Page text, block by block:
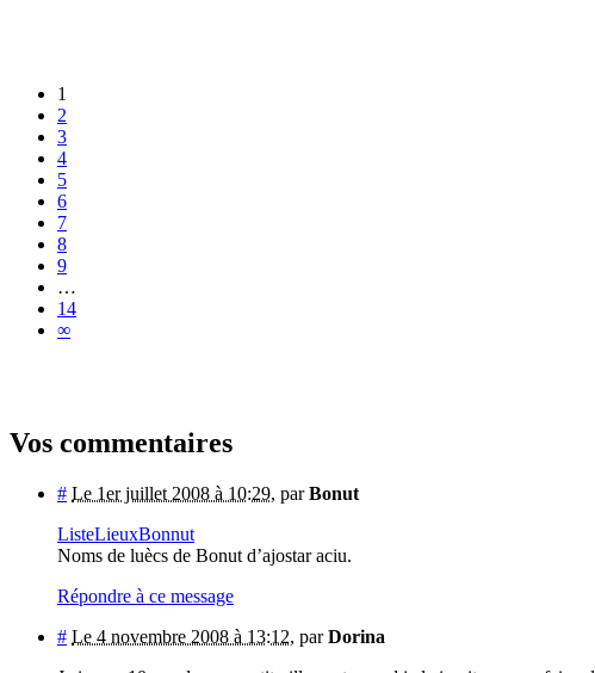
1
2
3
4
5
6
7
8
9
…
14
∞
Vos commentaires
# Le 1er juillet 2008 à 10:29, parBonut
ListeLieuxBonnut
Noms de luècs de Bonut d’ajostar aciu.
Répondre à ce message
# Le 4 novembre 2008 à 13:12, parDorina